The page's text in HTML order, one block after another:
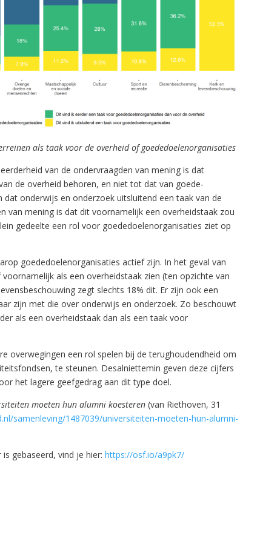
als taak voor de overheid of goededoelenorganisaties
van de ondervraagden van mening is dat
de overheid behoren, en niet tot dat van goede-
onderwijs en onderzoek uitsluitend een taak van de
van mening is dat dit voornamelijk een overheidstaak zou
gedeelte een rol voor goededoelenorganisaties ziet op
goededoelenorganisaties actief zijn. In het geval van
als een overheidstaak zien (ten opzichte van
zegt slechts 18% dit. Er zijn ook een
zijn met die over onderwijs en onderzoek. Zo beschouwt
als een overheidstaak dan als een taak voor
overwegingen een rol spelen bij de terughoudendheid om
te steunen. Desalniettemin geven deze cijfers
het lagere geefgedrag aan dit type doel.
moeten hun alumni koesteren (van Riethoven, 31
samenleving/1487039/universiteiten-moeten-hun-alumni-
gebaseerd, vind je hier:https://osf.io/a9pk7/